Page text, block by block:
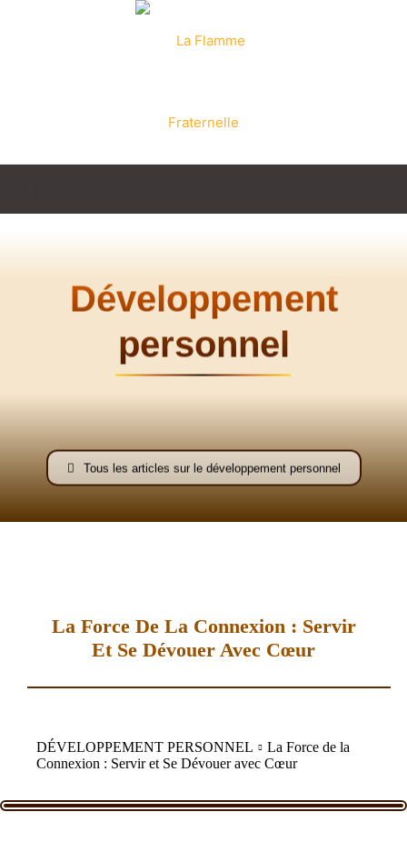
–
Développement
personnel
Tous les articles sur le développement personnel
La Force De La Connexion : Servir
Et Se Dévouer Avec Cœur
DÉVELOPPEMENT PERSONNEL
La Force de la
Connexion : Servir et Se Dévouer avec Cœur